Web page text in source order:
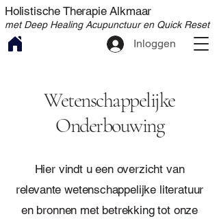
Holistische Therapie Alkmaar
met Deep Healing Acupunctuur en Quick Reset
Inloggen
Wetenschappelijke
Onderbouwing
Hier vindt u een overzicht van
relevante wetenschappelijke literatuur
en bronnen met betrekking tot onze